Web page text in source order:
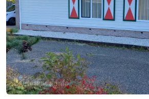
Haamstede
Nature
Kop
van
Schouwen
Walcheren
-
Veere
-
Nature
-